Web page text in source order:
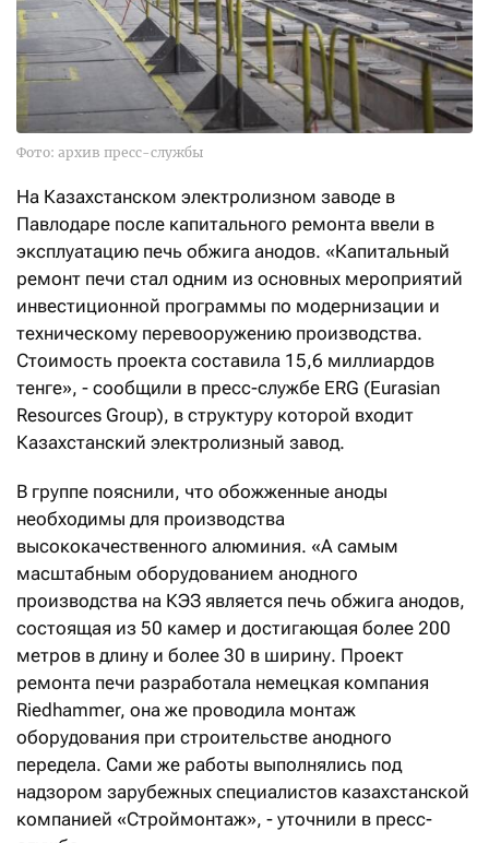
Фото: архив пресс-службы
На Казахстанском электролизном заводе в
Павлодаре после капитального ремонта ввели в
эксплуатацию печь обжига анодов. «Капитальный
ремонт печи стал одним из основных мероприятий
инвестиционной программы по модернизации и
техническому перевооружению производства.
Стоимость проекта составила 15,6 миллиардов
тенге», - сообщили в пресс-службе ERG (Eurasian
Resources Group), в структуру которой входит
Казахстанский электролизный завод.
В группе пояснили, что обожженные аноды
необходимы для производства
высококачественного алюминия. «А самым
масштабным оборудованием анодного
производства на КЭЗ является печь обжига анодов,
состоящая из 50 камер и достигающая более 200
метров в длину и более 30 в ширину. Проект
ремонта печи разработала немецкая компания
Riedhammer, она же проводила монтаж
оборудования при строительстве анодного
передела. Сами же работы выполнялись под
надзором зарубежных специалистов казахстанской
компанией «Строймонтаж», - уточнили в пресс-